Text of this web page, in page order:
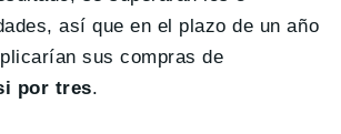
así que en el plazo de un año
sus compras de
por tres.